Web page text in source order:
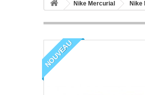
Nike Mercurial Nike
NOUVEAU